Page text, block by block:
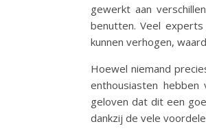
gewerkt aan
benutten. Veel
kunnen verhogen,
Hoewel niemand
enthousiasten
geloven dat dit een
dankzij de vele